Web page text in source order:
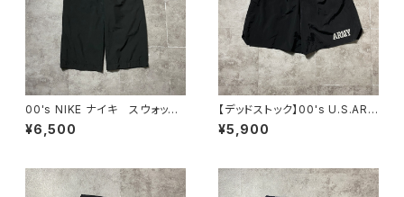
00's NIKE ナイキ スウォッシ
ュ 刺繍ロゴ クロップド丈
ブラック 黒 ナイロンショー
¥6,500
【デッドストック】00's U.S.ARM
Y アメリカ陸軍 ミリタリー ナ
イロンショーツ トレーニングパ
¥5,900